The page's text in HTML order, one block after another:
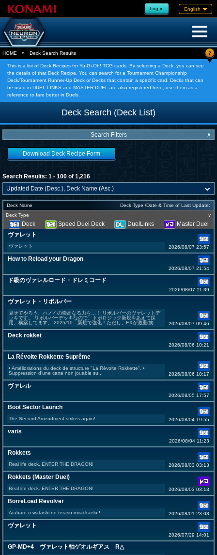
Log in English
HOME » Deck Search Results ?
This is a list of Deck Recipes for Yu-Gi-Oh! TCG cards. By selecting a Deck, you can see
the details of that Deck Recipe. You can search for a Tournament Championship
Deck/Tournament Runner-Up Deck or Decks that contain a specific card. Decks that can
be used in DUEL LINKS and MASTER DUEL are also registered here; use them as a
reference to fare better in Duels.
Deck Search (Deck List)
Search Filters ∧
Download Deck Recipe Form
Search Results: 1 - 100 of 1,216
Deck Name
Deck Type /Date & Time of Last Update:
Deck Type
∨
Deck Speed Duel Deck DuelLinks
Master Duel
ヴァレット
ヴァレット 2026/08/07 23:57
How to Reload your Dragon
2026/08/07 21:54
ド級のヴァレルロード・ドレミコード
2026/08/07 11:39
ヴァレット・リボルバー
見せてやろう、ハノイの崇高なる力を…！ リボルバーのヴァレットデ
ッキです。 リボルバーデッキなので、トポロジック新規をあえて採
用、構築してます。 2025/10 新規で強化！ただし、EXが激重(笑...
2026/08/07 09:46
Deck rokket
2026/08/06 10:21
La Révolte Rokkette Suprême
• Améliorations du deck de structure "La Révolte Rokkette". •
Suppression d'une carte non jouable su...
2026/08/06 10:17
ヴァレル
2026/08/05 17:57
Boot Sector Launch
The Second Amendment strikes again! 2026/08/04 19:55
varis
2026/08/04 11:23
Rokkets
Real life deck. ENTER THE DRAGON! 2026/08/03 03:13
Rokkets (Master Duel)
Real life deck. ENTER THE DRAGON! 2026/08/03 03:13
BorreLoad Revolver
Arabare o watashi no terasu mirai kaelo ! 2026/08/01 23:08
ヴァレット
2026/07/29 14:01
GP-MD+4 ヴァレット軸ゲオルギアス R△